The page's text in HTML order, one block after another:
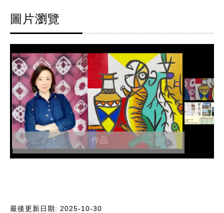
圖片瀏覽
作品
最後更新日期: 2025-10-30